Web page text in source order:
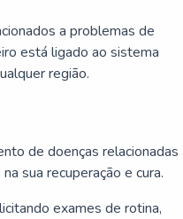
a problemas de
está ligado ao sistema
região.
de doenças relacionadas
sua recuperação e cura.
exames de rotina,